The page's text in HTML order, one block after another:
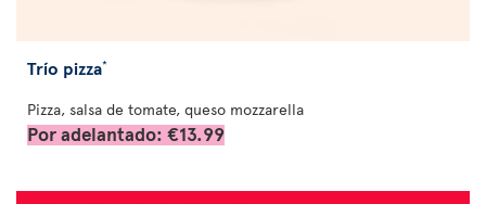
Trío pizza*
Pizza, salsa de tomate, queso mozzarella
Por adelantado: €13.99